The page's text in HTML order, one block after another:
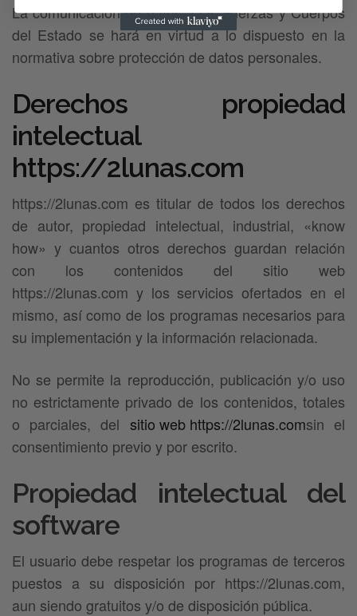
La comunicación de datos a las Fuerzas y Cuerpos
del Estado se hará en virtud a lo dispuesto en la
normativa sobre protección de datos personales.
Derechos propiedad
intelectual
https://2lunas.com
https://2lunas.com es titular de todos los derechos
de autor, propiedad intelectual, industrial, «know
how» y cuantos otros derechos guardan relación
con los contenidos del sitio web
https://2lunas.com y los servicios ofertados en el
mismo, así como de los programas necesarios para
su implementación y la información relacionada.
No se permite la reproducción, publicación y/o uso
no estrictamente privado de los contenidos, totales
o parciales, del sitio web https://2lunas.comsin el
consentimiento previo y por escrito.
Propiedad intelectual del
software
El usuario debe respetar los programas de terceros
puestos a su disposición por https://2lunas.com,
aun siendo gratuitos y/o de disposición pública.